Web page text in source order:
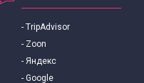
- TripAdvisor
- Zoon
- Яндекс
- Google